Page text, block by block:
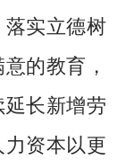
实立德树
的教育，
长新增劳
资本以更